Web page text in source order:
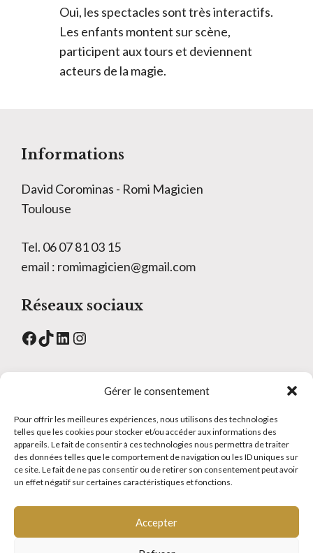
Gérer le consentement
Pour offrir les meilleures expériences, nous utilisons des technologies
telles que les cookies pour stocker et/ou accéder aux informations des
appareils. Le fait de consentir à ces technologies nous permettra de traiter
des données telles que le comportement de navigation ou les ID uniques sur
ce site. Le fait de ne pas consentir ou de retirer son consentement peut avoir
un effet négatif sur certaines caractéristiques et fonctions.
Accepter
Oui, les spectacles sont très interactifs.
Les enfants montent sur scène,
participent aux tours et deviennent
acteurs de la magie.
Informations
David Corominas - Romi Magicien
Toulouse
Tel. 06 07 81 03 15
email : romimagicien@gmail.com
Réseaux sociaux
Facebook TikTok LinkedIn Instagram
Contact
Atelier magie
FAQS
Glossaire